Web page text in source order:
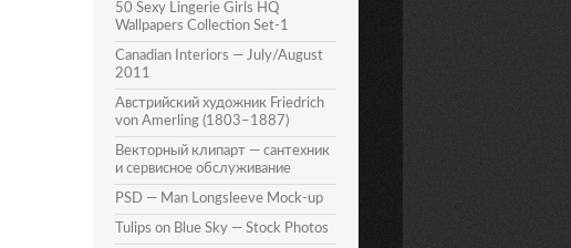
50 Sexy Lingerie Girls HQ
Wallpapers Collection Set-1
Canadian Interiors — July/August
2011
Австрийский художник Friedrich
von Amerling (1803–1887)
Векторный клипарт — сантехник
и сервисное обслуживание
PSD — Man Longsleeve Mock-up
Tulips on Blue Sky — Stock Photos